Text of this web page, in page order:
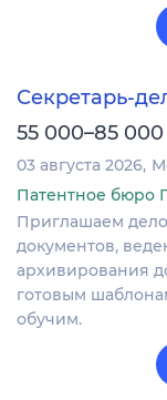
Секретарь-
55 000–85 000
03 августа 2026
Патентное бюро
Приглашаем
документов,
архивирования
готовым
обучим.